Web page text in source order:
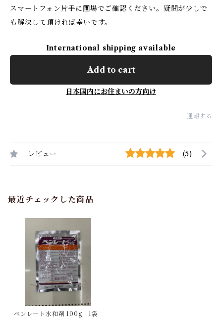
スマートフォン片手に圃場でご確認ください。疑問が少しで
も解決して頂ければ幸いです。
International shipping available
Add to cart
日本国内にお住まいの方向け
通報する
レビュー (5)
最近チェックした商品
ベンレート水和剤 100g 1袋